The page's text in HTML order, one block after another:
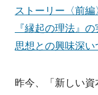
ストーリー〈前編
『縁起の理法』
思想との興味深い
昨今、「新しい